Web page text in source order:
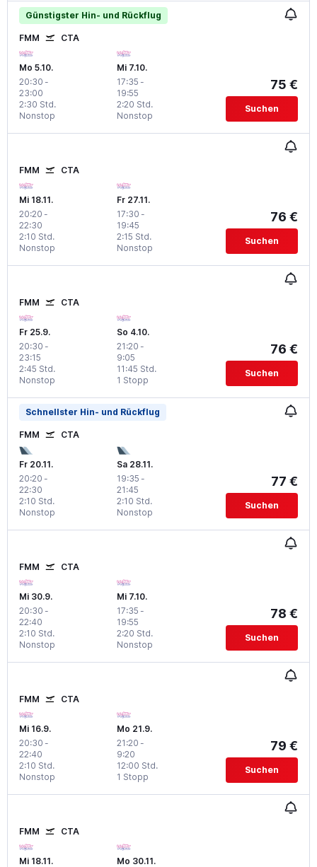
Günstigster Hin- und Rückflug
FMM CTA
Mo 5.10.
20:30 -
23:00
Nonstop
2:30 Std.
Mi 7.10.
17:35 -
19:55
Nonstop
2:20 Std.
75 €
Suchen
FMM CTA
Mi 18.11.
20:20 -
22:30
Nonstop
2:10 Std.
Fr 27.11.
17:30 -
19:45
Nonstop
2:15 Std.
76 €
Suchen
FMM CTA
Fr 25.9.
20:30 -
23:15
Nonstop
2:45 Std.
So 4.10.
21:20 -
9:05
1 Stopp
11:45 Std.
76 €
Suchen
Schnellster Hin- und Rückflug
FMM CTA
Fr 20.11.
20:20 -
22:30
Nonstop
2:10 Std.
Sa 28.11.
19:35 -
21:45
Nonstop
2:10 Std.
77 €
Suchen
FMM CTA
Mi 30.9.
20:30 -
22:40
Nonstop
2:10 Std.
Mi 7.10.
17:35 -
19:55
Nonstop
2:20 Std.
78 €
Suchen
FMM CTA
Mi 16.9.
20:30 -
22:40
Nonstop
2:10 Std.
Mo 21.9.
21:20 -
9:20
1 Stopp
12:00 Std.
79 €
Suchen
FMM CTA
Mi 18.11.
Mo 30.11.